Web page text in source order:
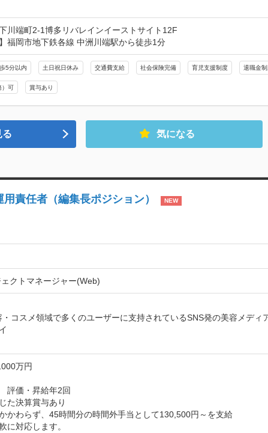
川端町2-1博多リバレインイーストサイト12F
福岡市地下鉄各線 中洲川端駅から徒歩1分
5分以内 土日祝日休み 交通費支給 社会保険完備 育児支援制度 退職金
）可 賞与あり
る 気になる
責任者（編集長ポジション） NEW
クトマネージャー(Web)
・コスメ領域で多くのユーザーに支持されているSNS発の美容メデ
万円
評価・昇給年2回
た決算賞与あり
かわらず、45時間分の時間外手当として130,500円～を支給
に対応します。